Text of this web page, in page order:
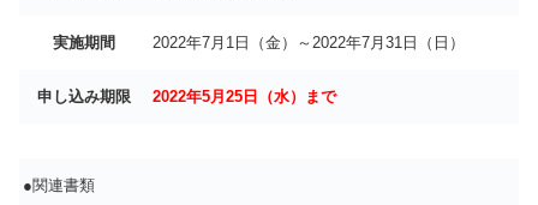
実施期間 2022年7月1日（金）～2022年7月31日（日）
申し込み期限 2022年5月25日（水）まで
●関連書類